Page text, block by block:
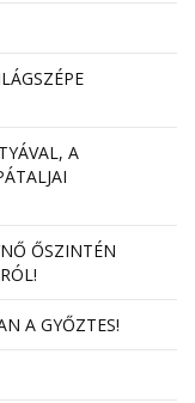
A
ŐSZINTÉN
A GYŐZTES!